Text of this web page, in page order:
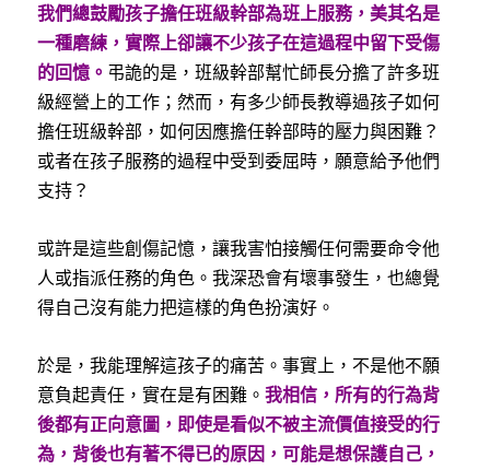
我們總鼓勵孩子擔任班級幹部為班上服務，美其名是
一種磨練，實際上卻讓不少孩子在這過程中留下受傷
的回憶。 弔詭的是，班級幹部幫忙師長分擔了許多班
級經營上的工作；然而，有多少師長教導過孩子如何
擔任班級幹部，如何因應擔任幹部時的壓力與困難？
或者在孩子服務的過程中受到委屈時，願意給予他們
支持？
或許是這些創傷記憶，讓我害怕接觸任何需要命令他
人或指派任務的角色。我深恐會有壞事發生，也總覺
得自己沒有能力把這樣的角色扮演好。
於是，我能理解這孩子的痛苦。事實上，不是他不願
意負起責任，實在是有困難。 我相信，所有的行為背
後都有正向意圖，即使是看似不被主流價值接受的行
為，背後也有著不得已的原因，可能是想保護自己，